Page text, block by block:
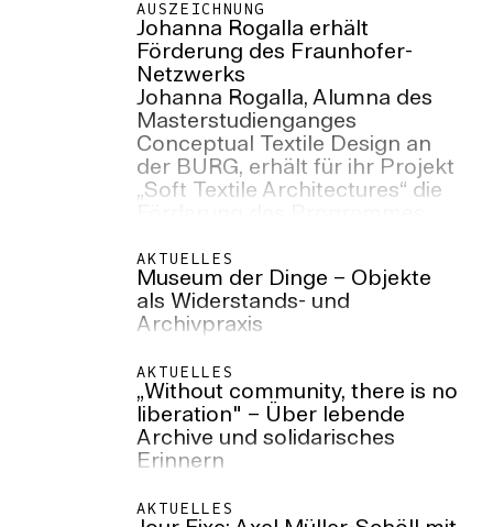
AUSZEICHNUNG
Johanna Rogalla erhält
Förderung des Fraunhofer-
Netzwerks
Johanna Rogalla, Alumna des
Masterstudienganges
Conceptual Textile Design an
der BURG, erhält für ihr Projekt
„Soft Textile Architectures“ die
Fraunhofer-Netzwerk.
AKTUELLES
Museum der Dinge – Objekte
als Widerstands- und
Archivpraxis
AKTUELLES
„Without community, there is no
liberation" – Über lebende
Archive und solidarisches
Erinnern
AKTUELLES